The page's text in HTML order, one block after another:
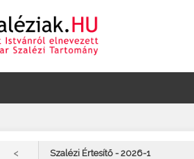
< Szalézi Értesítő - 2026-1